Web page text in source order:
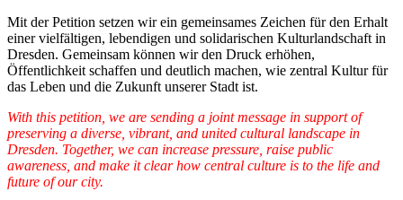
Mit der Petition setzen wir ein gemeinsames Zeichen für den Erhalt
einer vielfältigen, lebendigen und solidarischen Kulturlandschaft in
Dresden. Gemeinsam können wir den Druck erhöhen,
Öffentlichkeit schaffen und deutlich machen, wie zentral Kultur für
das Leben und die Zukunft unserer Stadt ist.
With this petition, we are sending a joint message in support of
preserving a diverse, vibrant, and united cultural landscape in
Dresden. Together, we can increase pressure, raise public
awareness, and make it clear how central culture is to the life and
future of our city.